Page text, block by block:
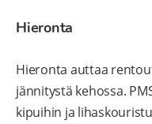
Hieronta
Hieronta auttaa
jännitystä kehossa.
kipuihin ja